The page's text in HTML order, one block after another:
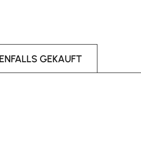
GEKAUFT